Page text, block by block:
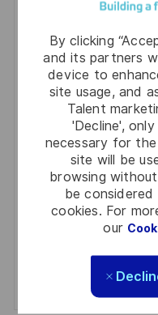
By clicking
and its partners
device to
site usage, and
Talent
'Decline',
necessary for
site will be
browsing
be
cookies. For
our
You'll receive
Enter
(Required)
Required
Review and agree to
personal information
Manage alerts